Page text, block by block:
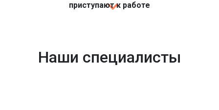
приступают к работе
Наши специалисты